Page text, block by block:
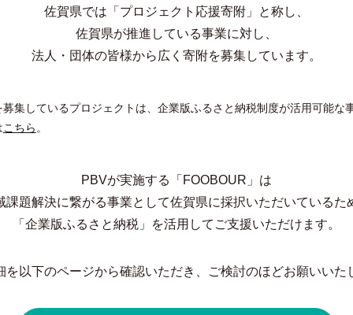
佐賀県では「プロジェクト応援寄附」と称し、
佐賀県が推進している事業に対し、
法人・団体の皆様から広く寄附を募集しています。
募集しているプロジェクトは、企業版ふるさと納税制度が活用可能な
こちら 。
PBVが実施する「FOOBOUR」は
課題解決に繋がる事業として佐賀県に採択いただいているた
「企業版ふるさと納税」を活用して ご支援いただけます。
を以下のページから確認いただき、 ご検討のほどお願いいた